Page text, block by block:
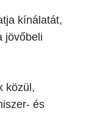
kínálatát,
jövőbeli
közül,
és